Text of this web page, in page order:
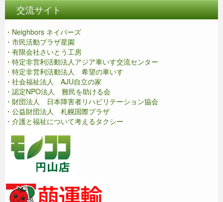
交流サイト
・Neighbors ネイバーズ
・市民活動プラザ星園
・有限会社さいとう工房
・特定非営利活動法人アジア車いす交流センター
・特定非営利活動法人 希望の車いす
・社会福祉法人 AJU自立の家
・認定NPO法人 難民を助ける会
・財団法人 日本障害者リハビリテーション協会
・公益財団法人 札幌国際プラザ
・介護と福祉について考えるタクシー